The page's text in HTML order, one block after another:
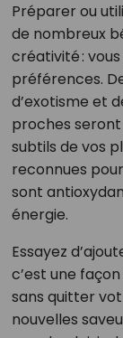
Préparer ou
de nombreux
créativité :
préférences.
d’exotisme et
proches
subtils de vos
reconnues
sont
énergie.
Essayez
c’est une
sans quitter
nouvelles